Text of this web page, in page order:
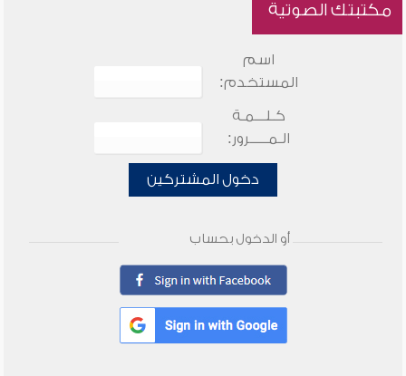
مكتبتك الصوتية
اسم
المستخدم:
كـلـــمـة
الـمـــــرور:
دخول المشتركين
أو الدخول بحساب